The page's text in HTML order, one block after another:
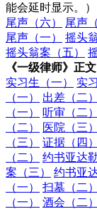
能会延时显示。）
尾声（六）
尾声
尾声（一）
摇头
摇头翁案（五）
《一级律师》正文
实习生（一）
实
（一）
出差（二）
（一）
听审（二）
（二）
医院（三）
（三）
证据（四）
（二）
约书亚达
案（三）
约书亚
（一）
扫墓（二）
（一）
酒会（二）